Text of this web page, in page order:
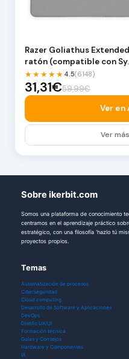
Razer Goliathus
ratón (compatible con
★★★★★ 4.5(6148)
31,31€59,99€
Ver en
Ver
Sobre ikerbit.com
Somos una plataforma de conocimiento
centramos en el aprendizaje práctico
estratégico, con una filosofía 'hazlo tú
proyectos propios.
Temas
Automatización de procesos
Ciberseguridad
Cloud computing
Desarrollo de Software y Aplicaciones
DevOps
Diseño UX/UI
Formación técnica
Guías y Consejos
Hardware y Componentes
IA